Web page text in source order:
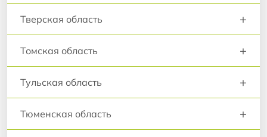
Тверская область +
Томская область +
Тульская область +
Тюменская область +